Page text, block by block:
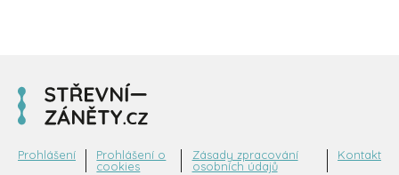
Prohlášení
Prohlášení o
cookies
Zásady zpracování
osobních údajů
Kontakt